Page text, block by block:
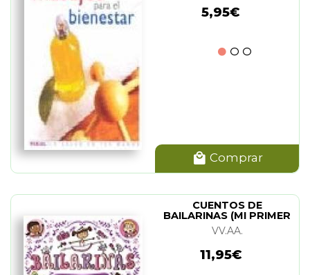
5,95€
Comprar
CUENTOS DE
BAILARINAS (MI PRIMER
LIBRO DE...)
VV.AA.
11,95€